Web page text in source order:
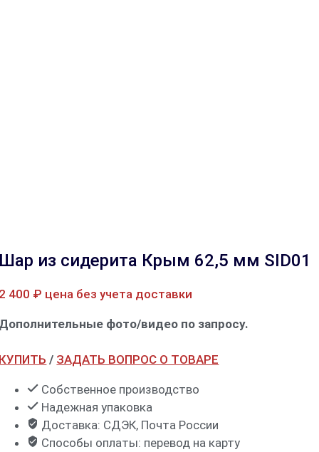
из сидерита Крым 62,5 мм SID01
400 ₽ цена без учета доставки
фото/видео по запросу.
/ ЗАДАТЬ ВОПРОС О ТОВАРЕ
Собственное производство
Надежная упаковка
Доставка: СДЭК, Почта России
Способы оплаты: перевод на карту